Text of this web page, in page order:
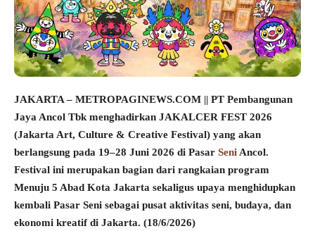
JAKARTA – METROPAGINEWS.COM || PT Pembangunan
Jaya Ancol Tbk menghadirkan JAKALCER FEST 2026
(Jakarta Art, Culture & Creative Festival) yang akan
berlangsung pada 19–28 Juni 2026 di Pasar Seni Ancol.
Festival ini merupakan bagian dari rangkaian program
Menuju 5 Abad Kota Jakarta sekaligus upaya menghidupkan
kembali Pasar Seni sebagai pusat aktivitas seni, budaya, dan
ekonomi kreatif di Jakarta. (18/6/2026)